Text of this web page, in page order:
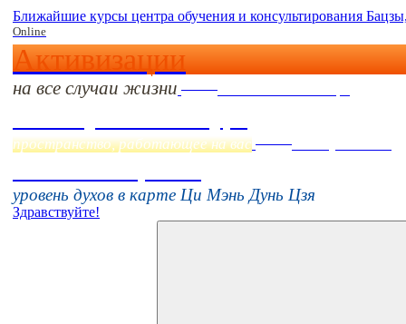
Ближайшие курсы центра обучения и консультирования
Online
Активизации
на все случаи жизни
пространство, работающее на вас
уровень духов в карте Ци Мэнь Дунь Цзя
Здравствуйте!